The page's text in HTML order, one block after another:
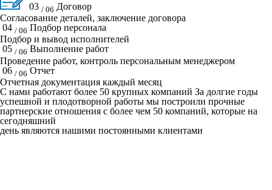
03 / 06 Договор
Согласование деталей, заключение договора
04 / 06 Подбор персонала
Подбор и вывод исполнителей
05 / 06 Выполнение работ
Проведение работ, контроль персональным менеджером
06 / 06 Отчет
Отчетная документация каждый месяц
C нами работают более 50 крупных компаний За долгие годы
успешной и плодотворной работы мы построили прочные
партнерские отношения с более чем 50 компаний, которые на
сегодняшний
день являются нашими постоянными клиентами